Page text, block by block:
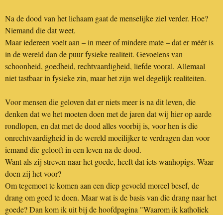
Na de dood van het lichaam gaat de menselijke ziel verder. Hoe?
Niemand die dat weet.
Maar iedereen voelt aan – in meer of mindere mate – dat er méér is
in de wereld dan de puur fysieke realiteit. Gevoelens van
schoonheid, goedheid, rechtvaardigheid, liefde vooral. Allemaal
niet tastbaar in fysieke zin, maar het zijn wel degelijk realiteiten.
Voor mensen die geloven dat er niets meer is na dit leven, die
denken dat we het moeten doen met de jaren dat wij hier op aarde
rondlopen, en dat met de dood alles voorbij is, voor hen is die
onrechtvaardigheid in de wereld moeilijker te verdragen dan voor
iemand die gelooft in een leven na de dood.
Want als zij streven naar het goede, heeft dat iets wanhopigs. Waar
doen zij het voor?
Om tegemoet te komen aan een diep gevoeld moreel besef, de
drang om goed te doen. Maar wat is de basis van die drang naar het
goede? Dan kom ik uit bij de hoofdpagina "Waarom ik katholiek